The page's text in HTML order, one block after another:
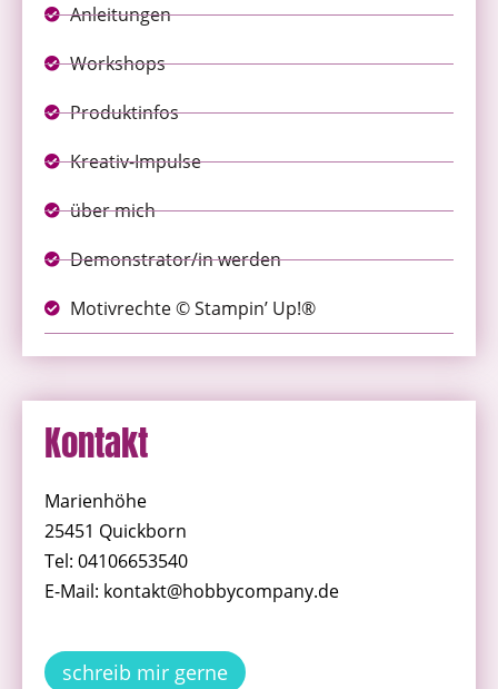
Anleitungen
Workshops
Produktinfos
Kreativ-Impulse
über mich
Demonstrator/in werden
Motivrechte © Stampin’ Up!®
Kontakt
Marienhöhe
25451 Quickborn
Tel: 04106653540
E-Mail: kontakt@hobbycompany.de
schreib mir gerne